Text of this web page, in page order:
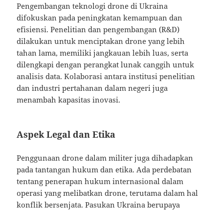
Pengembangan teknologi drone di Ukraina
difokuskan pada peningkatan kemampuan dan
efisiensi. Penelitian dan pengembangan (R&D)
dilakukan untuk menciptakan drone yang lebih
tahan lama, memiliki jangkauan lebih luas, serta
dilengkapi dengan perangkat lunak canggih untuk
analisis data. Kolaborasi antara institusi penelitian
dan industri pertahanan dalam negeri juga
menambah kapasitas inovasi.
Aspek Legal dan Etika
Penggunaan drone dalam militer juga dihadapkan
pada tantangan hukum dan etika. Ada perdebatan
tentang penerapan hukum internasional dalam
operasi yang melibatkan drone, terutama dalam hal
konflik bersenjata. Pasukan Ukraina berupaya